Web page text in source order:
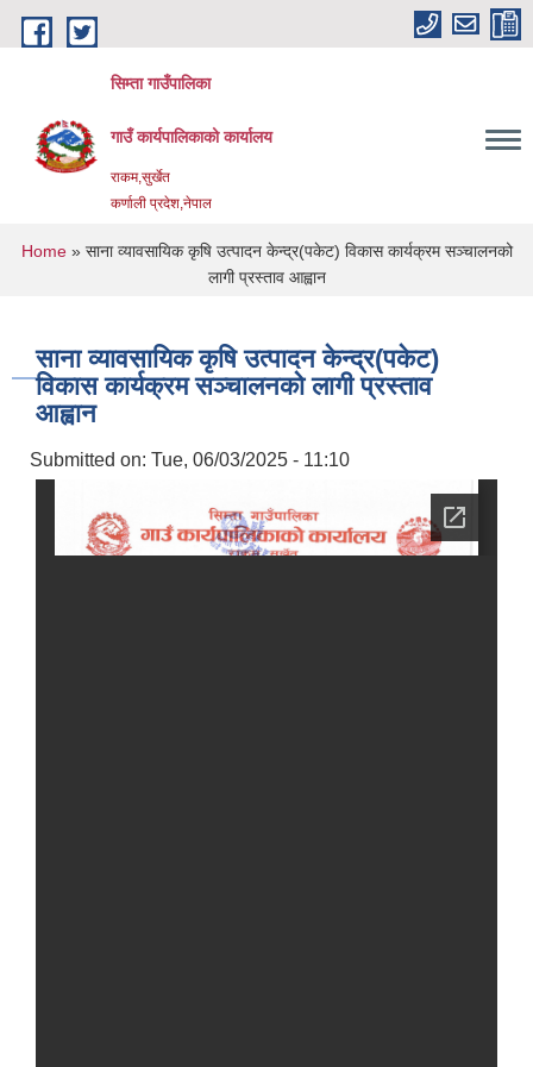
Skip to main content
सिम्ता गाउँपालिका
गाउँ कार्यपालिकाको कार्यालय
राकम,सुर्खेत
कर्णाली प्रदेश,नेपाल
You are here
Home» साना व्यावसायिक कृषि उत्पादन केन्द्र(पकेट) विकास कार्यक्रम सञ्चालनको
लागी प्रस्ताव आह्वान
साना व्यावसायिक कृषि उत्पादन केन्द्र(पकेट)
विकास कार्यक्रम सञ्चालनको लागी प्रस्ताव
आह्वान
Submitted on: Tue, 06/03/2025 - 11:10